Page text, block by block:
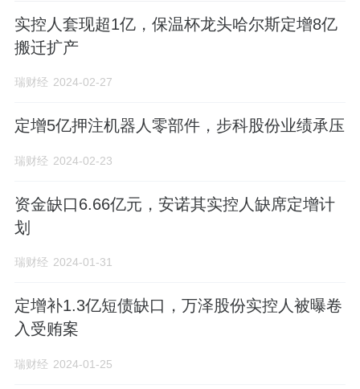
2022年保持一致，则未来两年增加的可供再投
资的留存利润合计为13.07亿元。
募资投向合理性被质疑，项目核心技术外采
据披露，此次募集的资金将全部用于“年产6万
吨能源级钛（合金）材料全产业链项目”，具体
金）材料铸锭生产线等，建设期为2年。
项目建设总投资72亿元，其中包括工程费用及
2.31亿元，铺底流动资金1.92亿元。
实控人套现超1亿，保温杯龙头哈尔斯定增8亿
搬迁扩产
瑞财经 2024-02-27
定增5亿押注机器人零部件，步科股份业绩承压
瑞财经 2024-02-23
资金缺口6.66亿元，安诺其实控人缺席定增计
划
瑞财经 2024-01-31
定增补1.3亿短债缺口，万泽股份实控人被曝卷
入受贿案
瑞财经 2024-01-25